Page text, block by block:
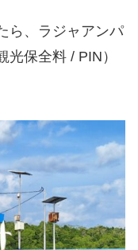
ら、ラジャアンパ
光保全料 / PIN）